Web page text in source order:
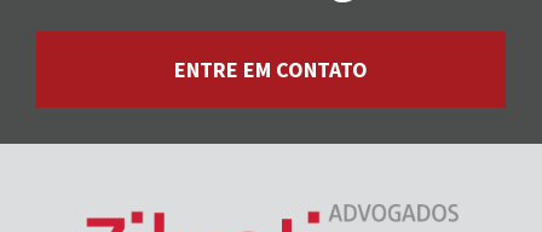
ENTRE EM CONTATO